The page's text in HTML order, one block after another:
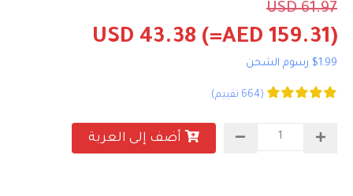
USD 61.97
USD 43.38 (=AED 159.31)
$1.99 رسوم الشحن
(664 تقييم)
أضف إلى العربة